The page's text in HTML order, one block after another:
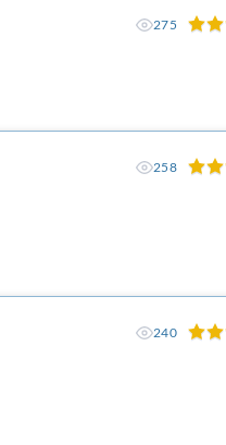
275
258
240